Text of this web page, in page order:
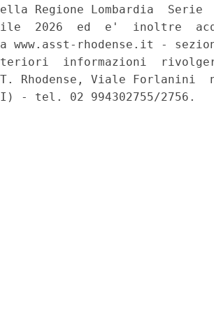
Regione Lombardia
2026  ed  e'  inoltre
www.asst-rhodense.it -
informazioni
Rhodense, Viale Forlanini
- tel. 02 994302755/2756.